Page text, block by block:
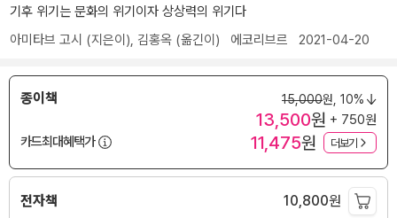
기후 위기는 문화의 위기이자 상상력의 위기다
아미타브 고시 (지은이), 김홍옥 (옮긴이) 에코리브르 2021-04-20
종이책 15,000원, 10%
13,500원 + 750원
카드최대혜택가
11,475원 더보기
전자책 10,800원